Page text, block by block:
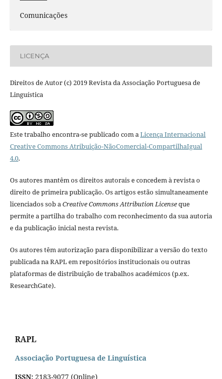
Comunicações
LICENÇA
Direitos de Autor (c) 2019 Revista da Associação Portuguesa de
Linguística
Este trabalho encontra-se publicado com aLicença Internacional
Creative Commons Atribuição-NãoComercial-CompartilhaIgual
4.0.
Os autores mantêm os direitos autorais e concedem à revista o
direito de primeira publicação. Os artigos estão simultaneamente
licenciados sob aCreative Commons Attribution Licenseque
permite a partilha do trabalho com reconhecimento da sua autoria
e da publicação inicial nesta revista.
Os autores têm autorização para disponibilizar a versão do texto
publicada na RAPL em repositórios institucionais ou outras
plataformas de distribuição de trabalhos académicos (p.ex.
ResearchGate).
RAPL
Associação Portuguesa de Linguística
ISSN: 2183-9077 (Online)